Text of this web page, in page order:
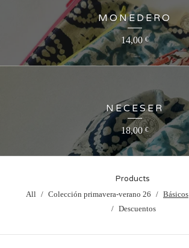
MONEDERO
14,00 €
NECESER
18,00€
Products
All Colección primavera-verano 26 Básicos
Descuentos